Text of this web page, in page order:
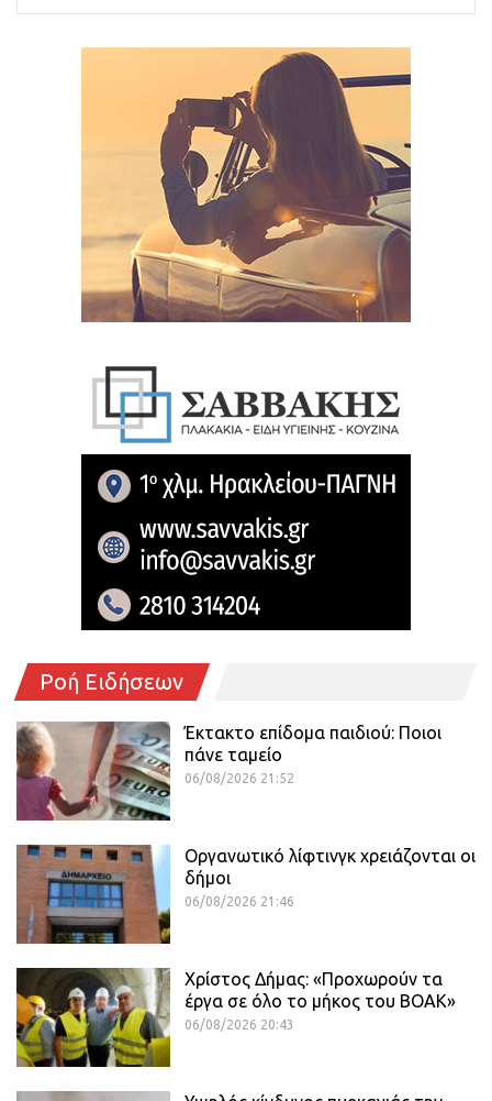
Ροή Ειδήσεων
Έκτακτο επίδομα παιδιού: Ποιοι
πάνε ταμείο
06/08/2026 21:52
Οργανωτικό λίφτινγκ χρειάζονται οι
δήμοι
06/08/2026 21:46
Χρίστος Δήμας: «Προχωρούν τα
έργα σε όλο το μήκος του ΒΟΑΚ»
06/08/2026 20:43